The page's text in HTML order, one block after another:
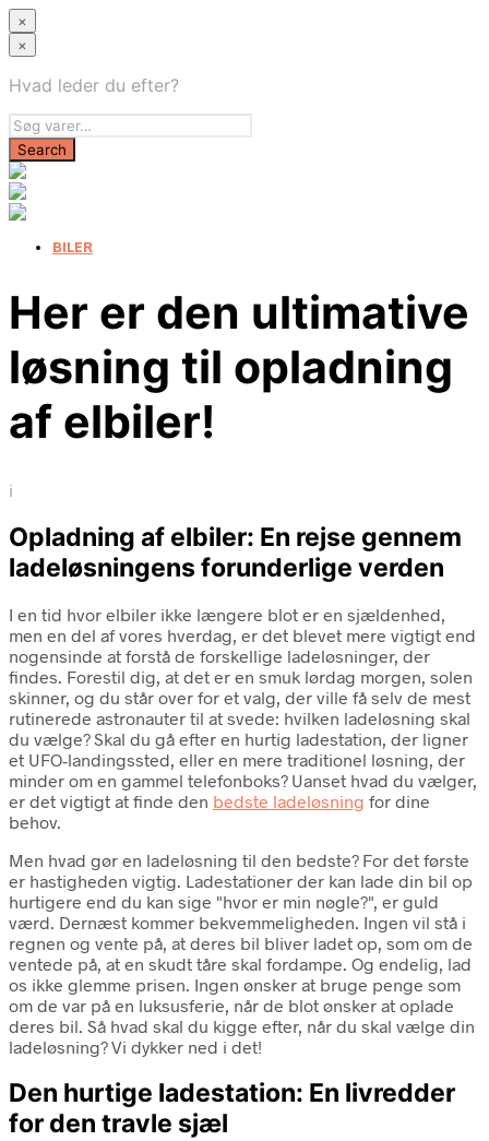
×
×
Hvad leder du efter?
BILER
Her er den ultimative
løsning til opladning
af elbiler!
i
Opladning af elbiler: En rejse gennem
ladeløsningens forunderlige verden
I en tid hvor elbiler ikke længere blot er en sjældenhed,
men en del af vores hverdag, er det blevet mere vigtigt end
nogensinde at forstå de forskellige ladeløsninger, der
findes. Forestil dig, at det er en smuk lørdag morgen, solen
skinner, og du står over for et valg, der ville få selv de mest
rutinerede astronauter til at svede: hvilken ladeløsning skal
du vælge? Skal du gå efter en hurtig ladestation, der ligner
et UFO-landingssted, eller en mere traditionel løsning, der
minder om en gammel telefonboks? Uanset hvad du vælger,
er det vigtigt at finde den bedste ladeløsning for dine
behov.
Men hvad gør en ladeløsning til den bedste? For det første
er hastigheden vigtig. Ladestationer der kan lade din bil op
hurtigere end du kan sige "hvor er min nøgle?", er guld
værd. Dernæst kommer bekvemmeligheden. Ingen vil stå i
regnen og vente på, at deres bil bliver ladet op, som om de
ventede på, at en skudt tåre skal fordampe. Og endelig, lad
os ikke glemme prisen. Ingen ønsker at bruge penge som
om de var på en luksusferie, når de blot ønsker at oplade
deres bil. Så hvad skal du kigge efter, når du skal vælge din
ladeløsning? Vi dykker ned i det!
Den hurtige ladestation: En livredder
for den travle sjæl